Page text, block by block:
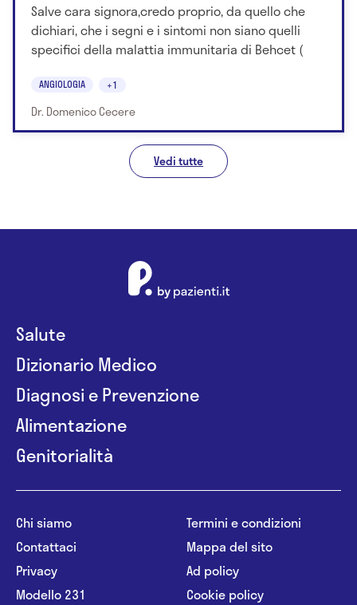
Salve cara signora,credo proprio, da quello che
dichiari, che i segni e i sintomi non siano quelli
specifici della malattia immunitaria di Behcet (
ANGIOLOGIA +1
Dr. Domenico Cecere
Vedi tutte
Salute
Dizionario Medico
Diagnosi e Prevenzione
Alimentazione
Genitorialità
Chi siamo
Contattaci
Privacy
Modello 231
Termini e condizioni
Mappa del sito
Ad policy
Cookie policy